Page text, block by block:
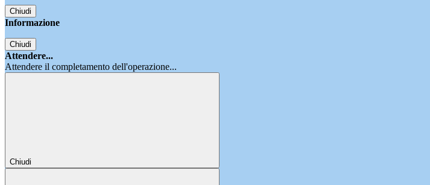
Chiudi
Informazione
Chiudi
Attendere...
Attendere il completamento dell'operazione...
Chiudi